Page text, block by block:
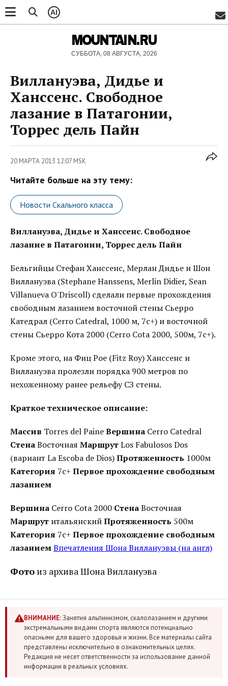
AI
MOUNTAIN.RU
СУББОТА, 08 АВГУСТА, 2026
Виллануэва, Дидье и
Ханссенс. Свободное
лазание в Патагонии,
Торрес дель Пайн
20 МАРТА 2013 12:07 MSK
Читайте больше на эту тему:
Новости Скального класса
Виллануэва, Дидье и Ханссенс. Свободное
лазание в Патагонии, Торрес дель Пайн
Бельгийцы Стефан Ханссенс, Мерлан Дидье и Шон
Виллануэва (Stephane Hanssens, Merlin Didier, Sean
Villanueva O'Driscoll) сделали первые прохождения
свободным лазанием восточной стены Сьерро
Катедрал (Cerro Catedral, 1000 м, 7c+) и восточной
стены Сьерро Кота 2000 (Cerro Cota 2000, 500м, 7c+).
Кроме этого, на Фиц Рое (Fitz Roy) Ханссенс и
Виллануэва пролезли порядка 900 метров по
нехоженному ранее рельефу СЗ стены.
Краткое техническое описание:
Массив Torres del PaineВершина Cerro Catedral
СтенаВосточная МаршрутLos Fabulosos Dos
(вариант La Escoba de Dios)Протяженность 1000м
Категория 7с+ Первое прохождение свободным
лазанием
Вершина Cerro Cota 2000 СтенаВосточная
Маршрут итальянскийПротяженность 500м
Категория 7с+ Первое прохождение свободным
лазаниемВпечатления Шона Виллануэвы (на англ)
Фото из архива Шона Виллануэва
ВНИМАНИЕ:Занятия альпинизмом, скалолазанием и другими
экстремальными видами спорта являются потенциально
опасными для вашего здоровья и жизни. Все материалы сайта
представлены исключительно в ознакомительных целях.
Редакция не несет ответственности за использование данной
информации в реальных условиях.